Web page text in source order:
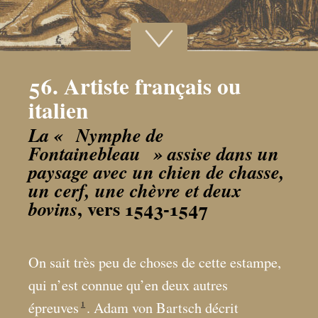
56. Artiste français ou
italien
La « Nymphe de
Fontainebleau » assise dans un
paysage avec un chien de chasse,
un cerf, une chèvre et deux
bovins, vers 1543-1547
On sait très peu de choses de cette estampe,
qui n’est connue qu’en deux autres
épreuves 1 . Adam von Bartsch décrit